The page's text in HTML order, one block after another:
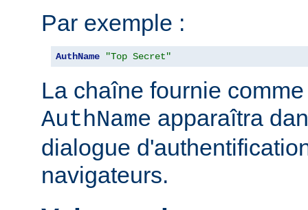
Par exemple :
AuthName "Top Secret"
La chaîne fournie
AuthName apparaîtra
dialogue
navigateurs.